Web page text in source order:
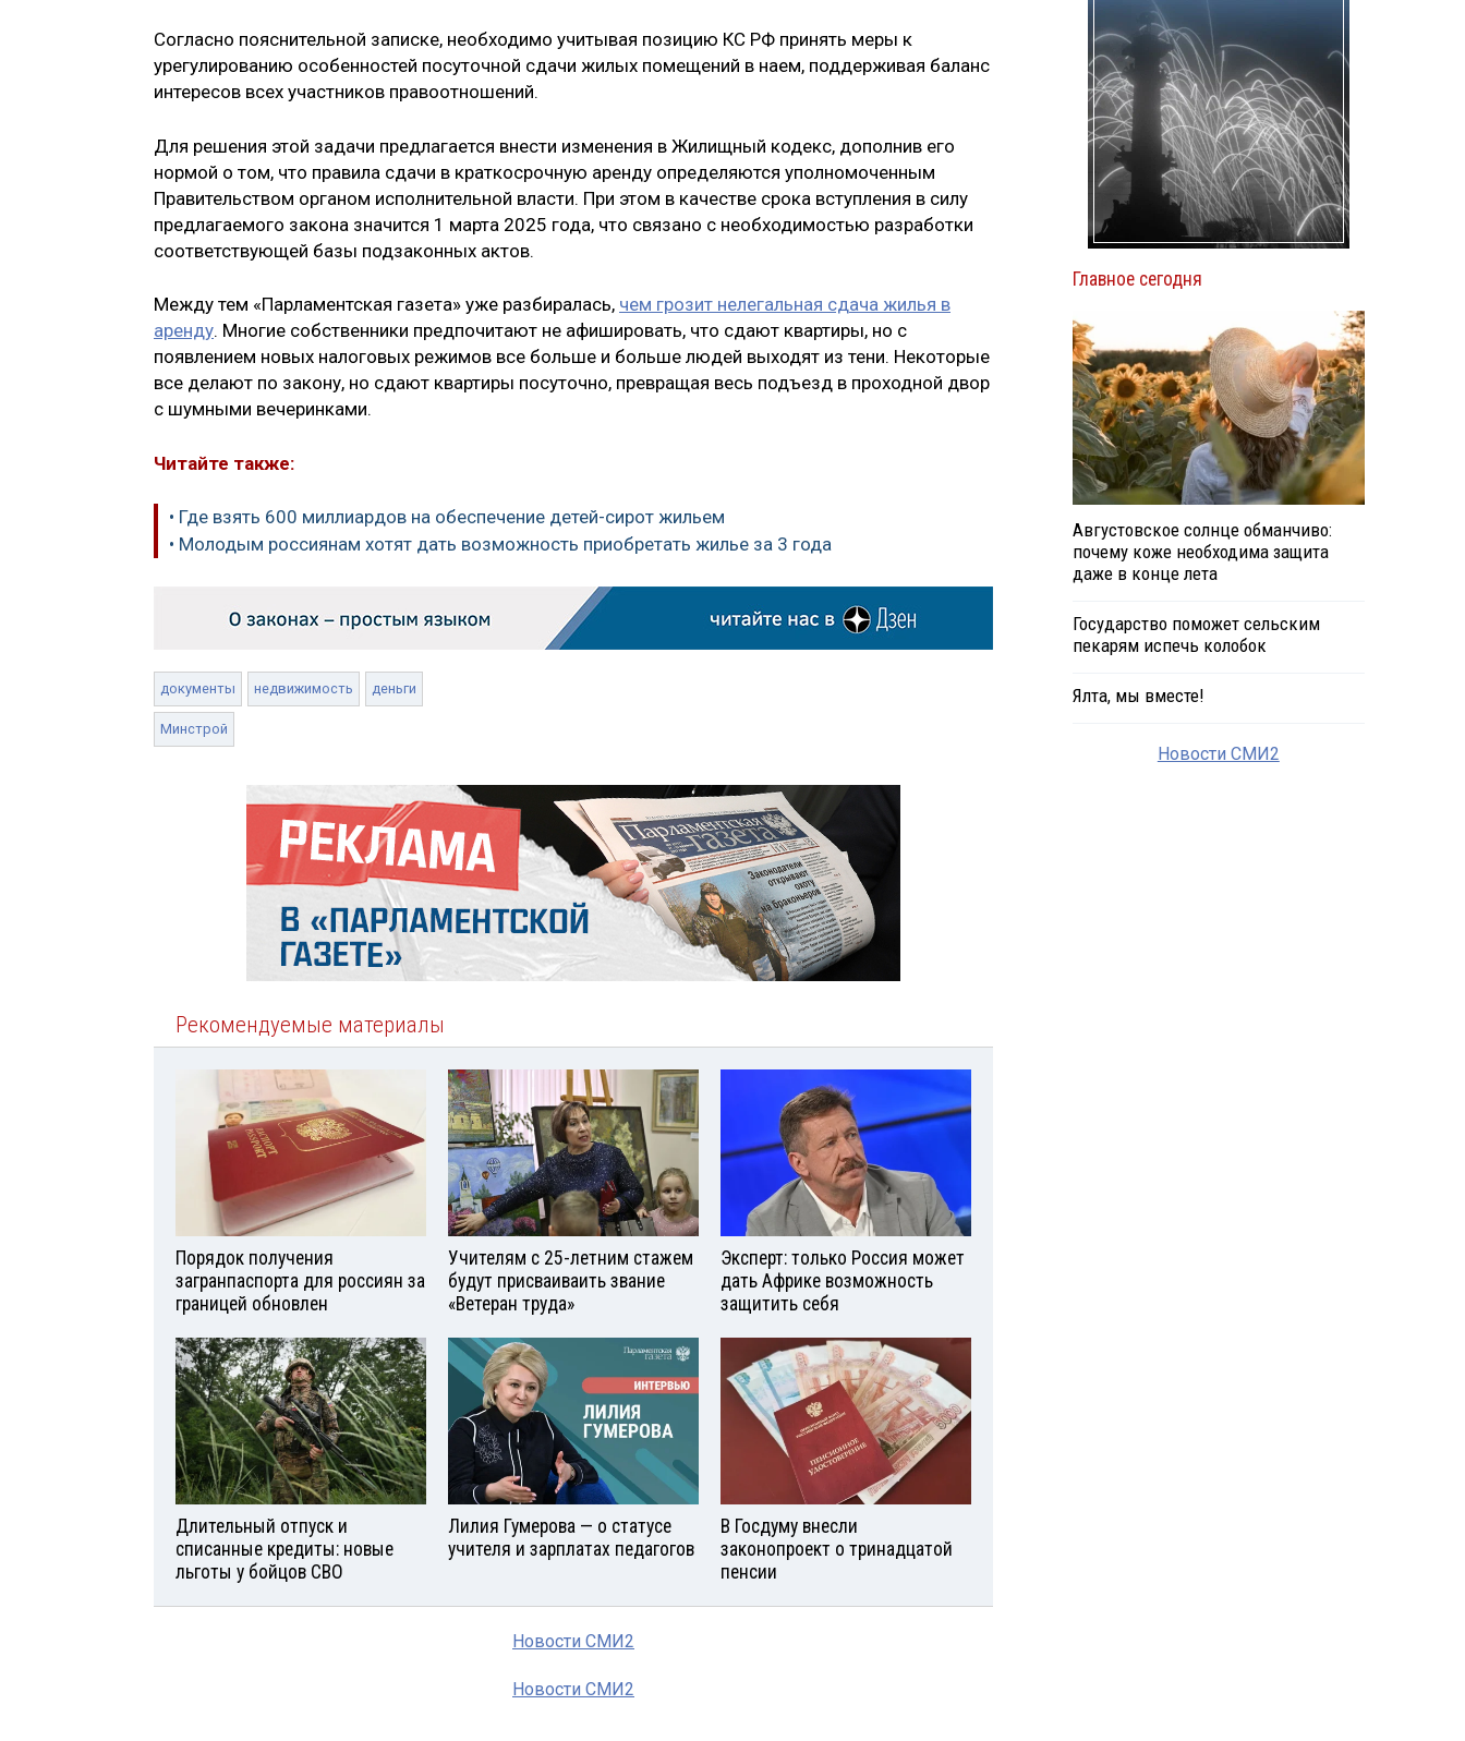
Согласно пояснительной записке, необходимо учитывая позицию КС РФ принять меры к
урегулированию особенностей посуточной сдачи жилых помещений в наем, поддерживая баланс
интересов всех участников правоотношений.
Для решения этой задачи предлагается внести изменения в Жилищный кодекс, дополнив его
нормой о том, что правила сдачи в краткосрочную аренду определяются уполномоченным
Правительством органом исполнительной власти. При этом в качестве срока вступления в силу
предлагаемого закона значится 1 марта 2025 года, что связано с необходимостью разработки
соответствующей базы подзаконных актов.
Между тем «Парламентская газета» уже разбиралась, чем грозит нелегальная сдача жилья в
аренду. Многие собственники предпочитают не афишировать, что сдают квартиры, но с
появлением новых налоговых режимов все больше и больше людей выходят из тени. Некоторые
все делают по закону, но сдают квартиры посуточно, превращая весь подъезд в проходной двор
с шумными вечеринками.
Читайте также:
• Где взять 600 миллиардов на обеспечение детей-сирот жильем
• Молодым россиянам хотят дать возможность приобретать жилье за 3 года
документы недвижимость деньги
Минстрой
Рекомендуемые материалы
Порядок получения
загранпаспорта для россиян за
границей обновлен
Учителям с 25-летним стажем
будут присваиваить звание
«Ветеран труда»
Эксперт: только Россия может
дать Африке возможность
защитить себя
Длительный отпуск и
списанные кредиты: новые
льготы у бойцов СВО
Лилия Гумерова — о статусе
учителя и зарплатах педагогов
В Госдуму внесли
законопроект о тринадцатой
пенсии
Новости СМИ2
Новости СМИ2
Главное сегодня
Августовское солнце обманчиво:
почему коже необходима защита
даже в конце лета
Государство поможет сельским
пекарям испечь колобок
Ялта, мы вместе!
Новости СМИ2